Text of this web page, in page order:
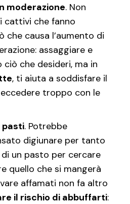
moderazione. Non
cattivi che fanno
che causa l’aumento di
assaggiare e
che desideri, ma in
, ti aiuta a soddisfare il
troppo con le
pasti. Potrebbe
digiunare per tanto
un pasto per cercare
quello che si mangerà
affamati non fa altro
il rischio di abbuffarti: